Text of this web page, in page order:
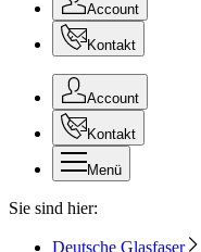
Account
Kontakt
Account
Kontakt
Menü
Sie sind hier:
Deutsche Glasfaser